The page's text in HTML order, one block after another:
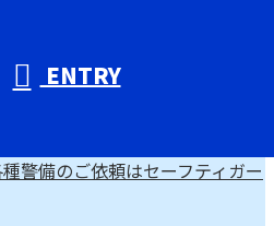
ENTRY